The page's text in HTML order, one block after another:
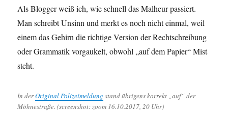
Als Blogger weiß ich, wie schnell das Malheur passiert.
Man schreibt Unsinn und merkt es noch nicht einmal, weil
einem das Gehirn die richtige Version der Rechtschreibung
oder Grammatik vorgaukelt, obwohl „auf dem Papier“ Mist
steht.
In derOriginal Polizeimeldung stand übrigens korrekt „auf“ der
Möhnestraße. (screenshot: zoom 16.10.2017, 20 Uhr)